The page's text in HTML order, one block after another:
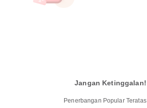
Jangan Ketinggalan!
Penerbangan Popular Teratas